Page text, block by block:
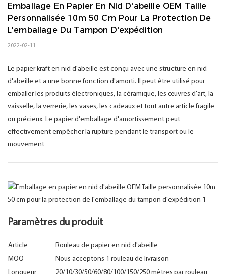
Emballage En Papier En Nid D'abeille OEM Taille
Personnalisée 10m 50 Cm Pour La Protection De
L'emballage Du Tampon D'expédition
2022-02-11
Le papier kraft en nid d'abeille est conçu avec une structure en nid
d'abeille et a une bonne fonction d'amorti. Il peut être utilisé pour
emballer les produits électroniques, la céramique, les œuvres d'art, la
vaisselle, la verrerie, les vases, les cadeaux et tout autre article fragile
ou précieux. Le papier d'emballage d'amortissement peut
effectivement empêcher la rupture pendant le transport ou le
mouvement
Paramètres du produit
Article
Rouleau de papier en nid d'abeille
MOQ
Nous acceptons 1 rouleau de livraison